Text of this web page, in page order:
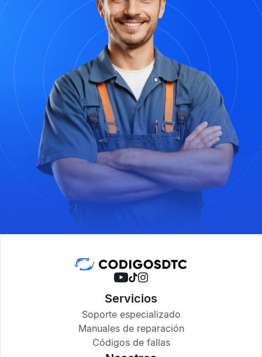
Servicios
Soporte especializado
Manuales de reparación
Códigos de fallas